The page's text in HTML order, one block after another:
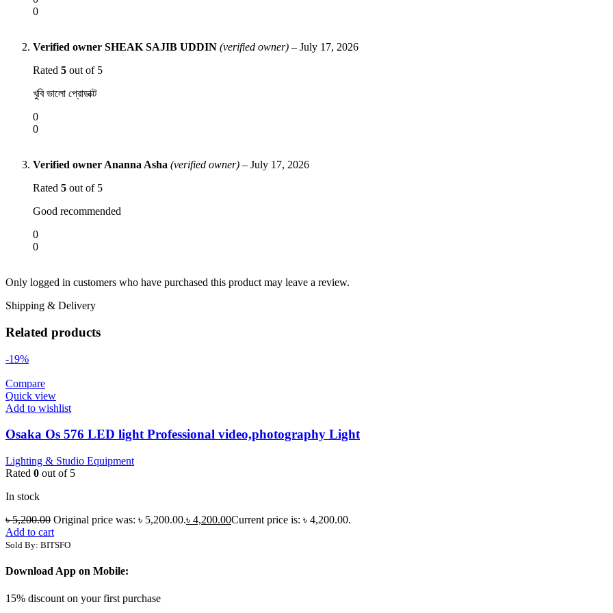
0
Verified owner SHEAK SAJIB UDDIN (verified owner) – July 17, 2026
Rated 5 out of 5
খুবি ভালো প্রোডাক্ট
0
0
Verified owner Ananna Asha (verified owner) – July 17, 2026
Rated 5 out of 5
Good recommended
0
0
Only logged in customers who have purchased this product may leave a review.
Shipping & Delivery
Related products
-19%
Compare
Quick view
Add to wishlist
Osaka Os 576 LED light Professional video,photography Light
Lighting & Studio Equipment
Rated 0 out of 5
In stock
৳5,200.00 Original price was: ৳ 5,200.00.৳ 4,200.00Current price is: ৳ 4,200.00.
Add to cart
Sold By: BITSFO
Download App on Mobile:
15% discount on your first purchase